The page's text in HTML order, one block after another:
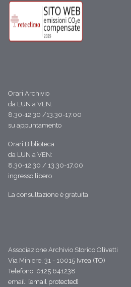
Orari Archivio
da LUN a VEN:
8.30-12.30 /13.30-17.00
su appuntamento
Orari Biblioteca
da LUN a VEN:
8.30-12.30 / 13.30-17.00
ingresso libero
La consultazione è gratuita
Associazione Archivio Storico Olivetti
Via Miniere, 31 - 10015 Ivrea (TO)
Telefono: 0125 641238
email: [email protected]